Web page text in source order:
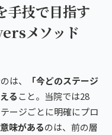
手技で目指す
メソッド
は、
「今どのステージ
ること。当院では28
ージごとに明確にプロ
味があるのは、前の層